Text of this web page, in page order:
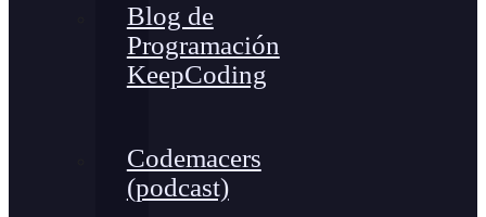
Blog de
Programación
KeepCoding
Codemacers
(podcast)